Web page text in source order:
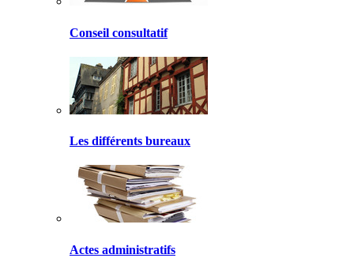
Conseil consultatif
Les différents bureaux
Actes administratifs